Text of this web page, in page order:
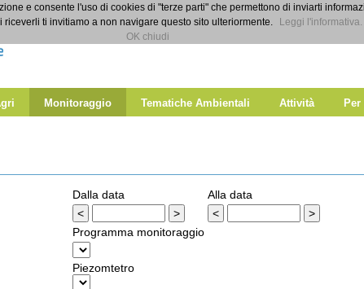
Monitoraggio Tematiche Ambientali Attività
e consente l'uso di cookies di "terze parti" che permettono di inviarti
riceverli ti invitiamo a non navigare questo sito ulteriormente.
Leggi l'informativa.
OK chiudi